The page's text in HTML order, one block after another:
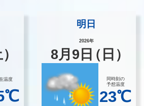
温度
明日
2026年
8月 9 日（日）
同時刻の
予想温度
23℃